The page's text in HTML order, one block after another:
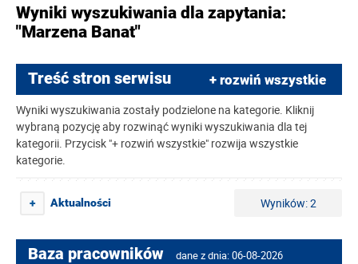
Wyniki wyszukiwania dla zapytania:
"Marzena Banat"
Treść stron serwisu + rozwiń wszystkie
Wyniki wyszukiwania zostały podzielone na kategorie. Kliknij
wybraną pozycję aby rozwinąć wyniki wyszukiwania dla tej
kategorii. Przycisk "+ rozwiń wszystkie" rozwija wszystkie
kategorie.
+ Aktualności Wyników: 2
Baza pracowników dane z dnia: 06-08-2026